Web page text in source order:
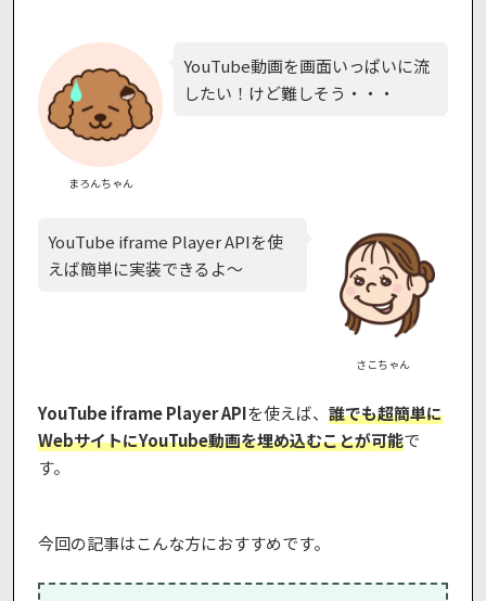
まろんちゃん
YouTube動画を画面いっぱいに流
したい！けど難しそう・・・
さこちゃん
YouTube iframe Player APIを使
えば簡単に実装できるよ〜
YouTube iframe Player APIを使えば、誰でも超簡単に
WebサイトにYouTube動画を埋め込むことが可能で
す。
今回の記事はこんな方におすすめです。